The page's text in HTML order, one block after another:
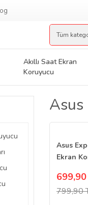
Akıllı Saat Ekran
Koruyucu
Asus
Asus
Ekran
799,90